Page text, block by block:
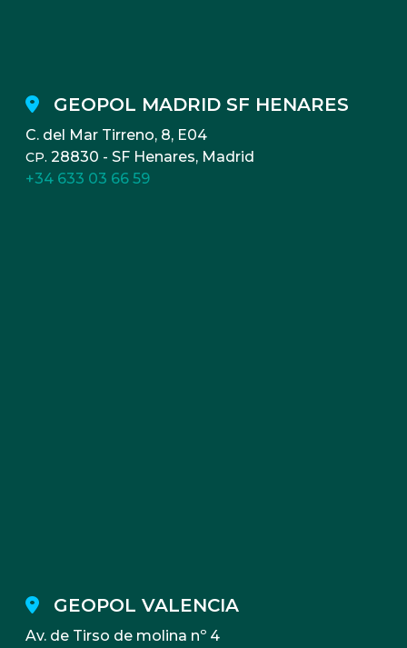
GEOPOL MADRID SF HENARES
C. del Mar Tirreno, 8, E04
CP. 28830 - SF Henares, Madrid
+34 633 03 66 59
GEOPOL VALENCIA
Av. de Tirso de molina nº 4